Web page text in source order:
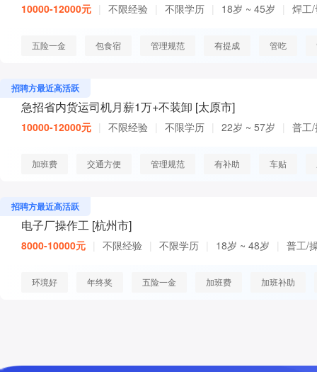
10000-12000元 不限经验 不限学历 18岁 ~ 45岁 焊工
五险一金 包食宿 管理规范 有提成 管吃
招聘方最近高活跃
急招省内货运司机月薪1万+不装卸 [太原市]
10000-12000元 不限经验 不限学历 22岁 ~ 57岁 普工
加班费 交通方便 管理规范 有补助 车贴
招聘方最近高活跃
电子厂操作工 [杭州市]
8000-10000元 不限经验 不限学历 18岁 ~ 48岁 普工/
环境好 年终奖 五险一金 加班费 加班补助